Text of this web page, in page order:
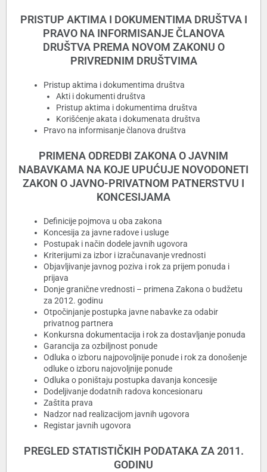
PRISTUP AKTIMA I DOKUMENTIMA DRUŠTVA I
PRAVO NA INFORMISANJE ČLANOVA
DRUŠTVA PREMA NOVOM ZAKONU O
PRIVREDNIM DRUŠTVIMA
Pristup aktima i dokumentima društva
Akti i dokumenti društva
Pristup aktima i dokumentima društva
Korišćenje akata i dokumenata društva
Pravo na informisanje članova društva
PRIMENA ODREDBI ZAKONA O JAVNIM
NABAVKAMA NA KOJE UPUĆUJE NOVODONETI
ZAKON O JAVNO-PRIVATNOM PATNERSTVU I
KONCESIJAMA
Definicije pojmova u oba zakona
Koncesija za javne radove i usluge
Postupak i način dodele javnih ugovora
Kriterijumi za izbor i izračunavanje vrednosti
Objavljivanje javnog poziva i rok za prijem ponuda i
prijava
Donje granične vrednosti – primena Zakona o budžetu
za 2012. godinu
Otpočinjanje postupka javne nabavke za odabir
privatnog partnera
Konkursna dokumentacija i rok za dostavljanje ponuda
Garancija za ozbiljnost ponude
Odluka o izboru najpovoljnije ponude i rok za donošenje
odluke o izboru najovoljnije ponude
Odluka o poništaju postupka davanja koncesije
Dodeljivanje dodatnih radova koncesionaru
Zaštita prava
Nadzor nad realizacijom javnih ugovora
Registar javnih ugovora
PREGLED STATISTIČKIH PODATAKA ZA 2011.
GODINU